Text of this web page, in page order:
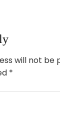
will not be
*